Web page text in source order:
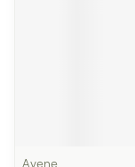
Avene